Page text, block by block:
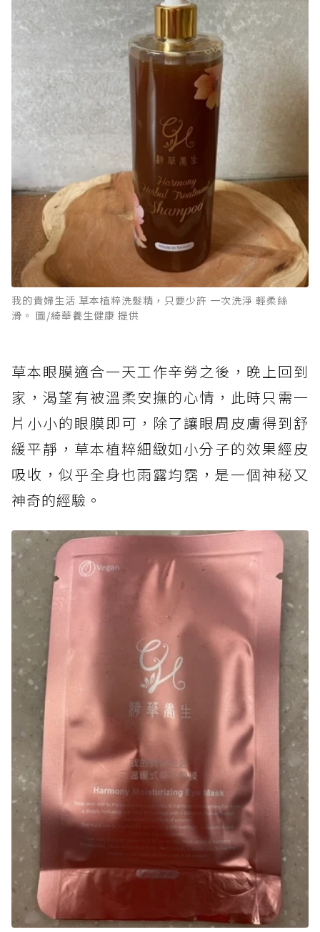
我的貴婦生活 草本植粹洗髮精，只要少許 一次洗淨 輕柔絲
滑。 圖/綺華養生健康 提供
草本眼膜適合一天工作辛勞之後，晚上回到
家，渴望有被溫柔安撫的心情，此時只需一
片小小的眼膜即可，除了讓眼周皮膚得到舒
緩平靜，草本植粹細緻如小分子的效果經皮
吸收，似乎全身也雨露均霑，是一個神秘又
神奇的經驗。